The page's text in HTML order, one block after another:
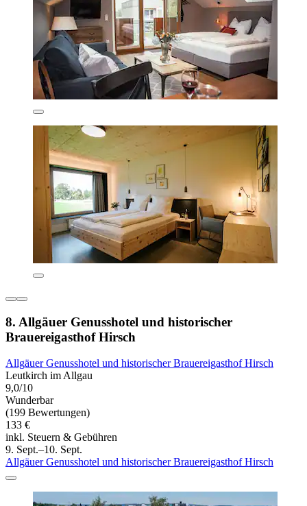
8. Allgäuer Genusshotel und historischer
Brauereigasthof Hirsch
Allgäuer Genusshotel und historischer Brauereigasthof Hirsch
Leutkirch im Allgau
9,0/10
Wunderbar
(199 Bewertungen)
133 €
inkl. Steuern & Gebühren
9. Sept.–10. Sept.
Allgäuer Genusshotel und historischer Brauereigasthof Hirsch